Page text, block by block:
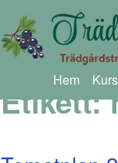
Hem
Etikett: